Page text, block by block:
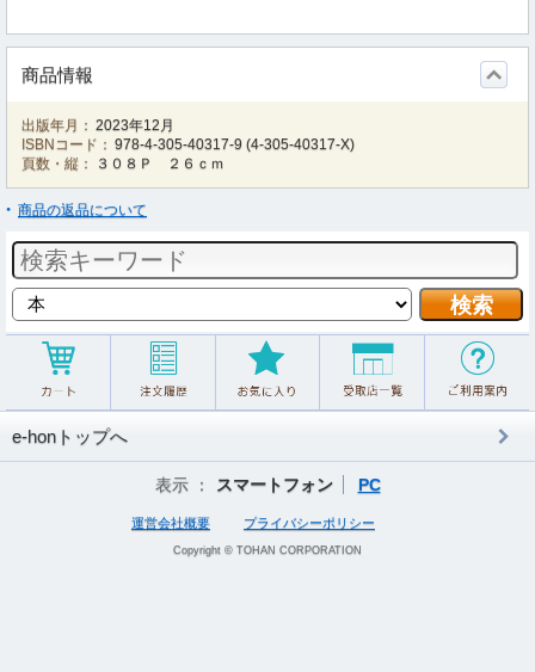
商品情報
出版年月： 2023年12月
ISBNコード： 978-4-305-40317-9 (4-305-40317-X)
頁数・縦：
３０８Ｐ ２６ｃｍ
商品の返品について
e-honトップへ
表示 ： スマートフォン PC
運営会社概要 プライバシーポリシー
Copyright © TOHAN CORPORATION